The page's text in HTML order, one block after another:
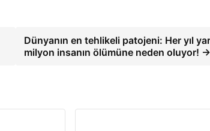
Dünyanın en tehlikeli patojeni: Her yıl
milyon insanın ölümüne neden oluyor! →